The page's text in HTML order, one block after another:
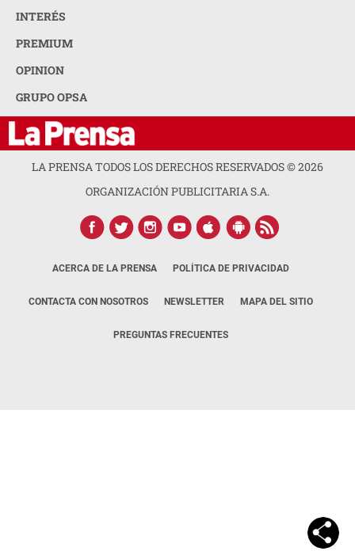
INTERÉS
PREMIUM
OPINION
GRUPO OPSA
LA PRENSA TODOS LOS DERECHOS RESERVADOS ©2026
ORGANIZACIÓN PUBLICITARIA S.A.
ACERCA DE LA PRENSA POLÍTICA DE PRIVACIDAD
CONTACTA CON NOSOTROS NEWSLETTER MAPA DEL SITIO
PREGUNTAS FRECUENTES